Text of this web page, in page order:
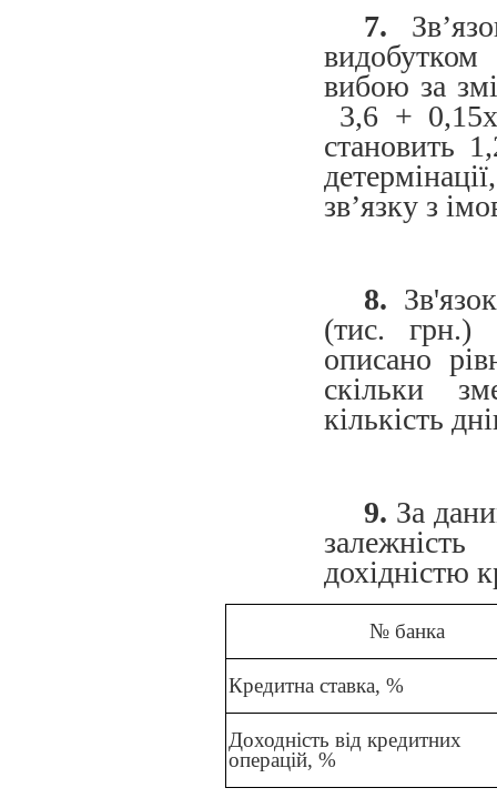
7.
вибою за
3,6 +
становить
зв’язку з
8.
(тис. грн.)
описано
скільки
кількість
9. За
дохідністю
№ банка
Кредитна ставка, %
Доходність від кредитних
операцій, %